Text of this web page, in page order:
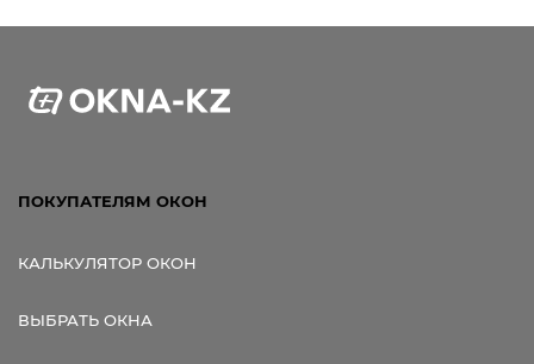
ПОКУПАТЕЛЯМ ОКОН
КАЛЬКУЛЯТОР ОКОН
ВЫБРАТЬ ОКНА